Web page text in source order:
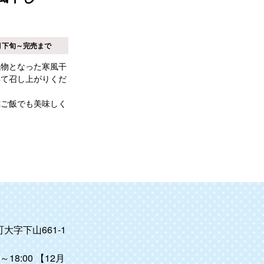
旬～完売まで
となった寒風干
召し上がりくだ
飯でも美味しく
字下山661-1
18:00 【12月